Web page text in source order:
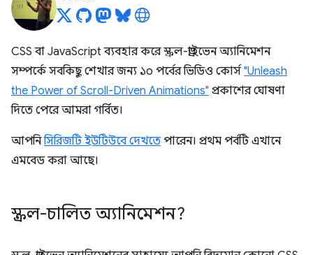
CSS বা JavaScript ব্যবহার করে স্ক্রল-ড্রাইভেন অ্যানিমেশন
সম্পর্কে সবকিছু শেখার জন্য ১০ পর্বের ভিডিও কোর্স "Unleash
the Power of Scroll-Driven Animations" প্রকাশের ঘোষণা
দিতে পেরে আমরা গর্বিত।
আপনিসিরিজটি ইউটিউবে দেখতে পারেন। প্রথম পর্বটি এখানে
এমবেড করা আছে।
স্ক্রল-চালিত অ্যানিমেশন?